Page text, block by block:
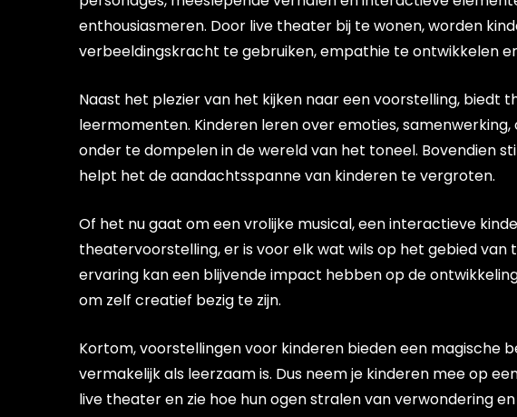
enthousiasmeren. Door live theater bij te wonen, worden
verbeeldingskracht te gebruiken, empathie te ontwikkelen
Naast het plezier van het kijken naar een voorstelling, biedt
leermomenten. Kinderen leren over emoties,
onder te dompelen in de wereld van het toneel. Bovendien
helpt het de aandachtsspanne van kinderen te vergroten.
Of het nu gaat om een vrolijke musical, een interactieve
theatervoorstelling, er is voor elk wat wils op het gebied
ervaring kan een blijvende impact hebben op de
om zelf creatief bezig te zijn.
Kortom, voorstellingen voor kinderen bieden een magische
vermakelijk als leerzaam is. Dus neem je kinderen mee op
live theater en zie hoe hun ogen stralen van verwondering